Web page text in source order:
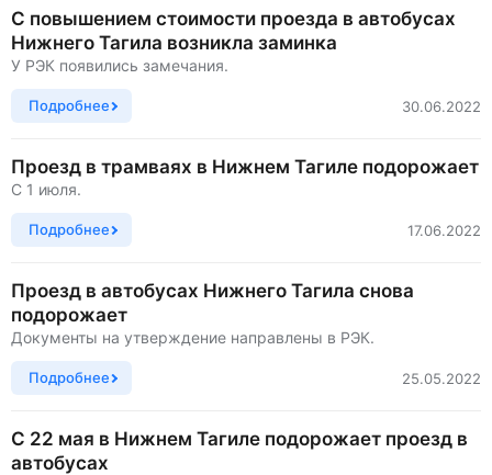
С повышением стоимости проезда в автобусах
Нижнего Тагила возникла заминка
У РЭК появились замечания.
Подробнее 30.06.2022
Проезд в трамваях в Нижнем Тагиле подорожает
С 1 июля.
Подробнее 17.06.2022
Проезд в автобусах Нижнего Тагила снова
подорожает
Документы на утверждение направлены в РЭК.
Подробнее 25.05.2022
С 22 мая в Нижнем Тагиле подорожает проезд в
автобусах